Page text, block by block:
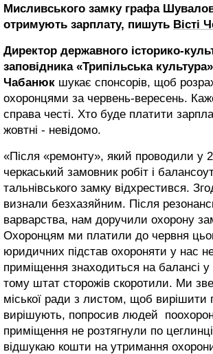
Мисливського замку графа
отримують зарплату, пишуть Вісті
Директор державного історико-
заповідника «Трипільська
Чабанюк шукає спонсорів, щоб
охоронцями за червень-вересень.
справа честі. Хто буде платити
жовтні - невідомо.
«Після «ремонту», який проводили у
черкаський замовник робіт і
тальнівського замку відхрестився.
визнали безхазяйним. Після
варварства, нам доручили охорону
Охоронцям ми платили до червня
юридичних підстав охороняти у нас
приміщення знаходиться на балансі у
тому штат сторожів скоротили. Ми
міської ради з листом, щоб вирішити
вирішують, попросив людей
приміщення не розтягнули по
відшукаю кошти на утримання